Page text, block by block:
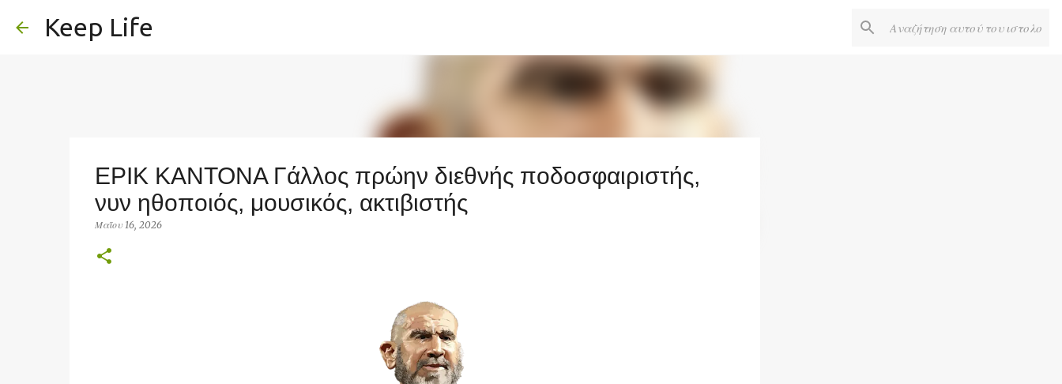
Keep Life
ΕΡΙΚ ΚΑΝΤΟΝΑ Γάλλος πρώην διεθνής ποδοσφαιριστής,
νυν ηθοποιός, μουσικός, ακτιβιστής
Μαΐου 16, 2026